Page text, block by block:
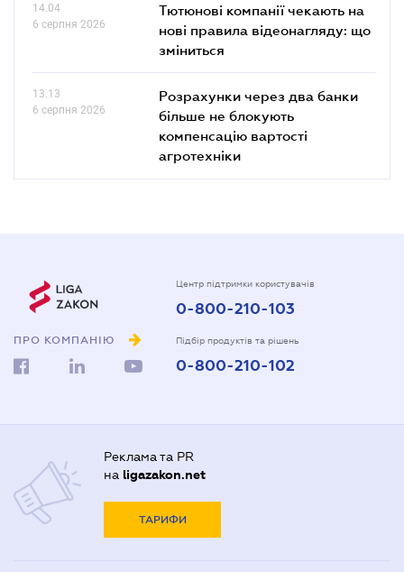
14.04
6 серпня 2026
Тютюнові компанії чекають на
нові правила відеонагляду: що
зміниться
13.13
6 серпня 2026
Розрахунки через два банки
більше не блокують
компенсацію вартості
агротехніки
ПРО КОМПАНІЮ
Центр підтримки користувачів
0-800-210-103
Підбір продуктів та рішень
0-800-210-102
Реклама та PR
на ligazakon.net
ТАРИФИ